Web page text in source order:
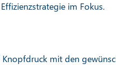
im Fokus.
mit den